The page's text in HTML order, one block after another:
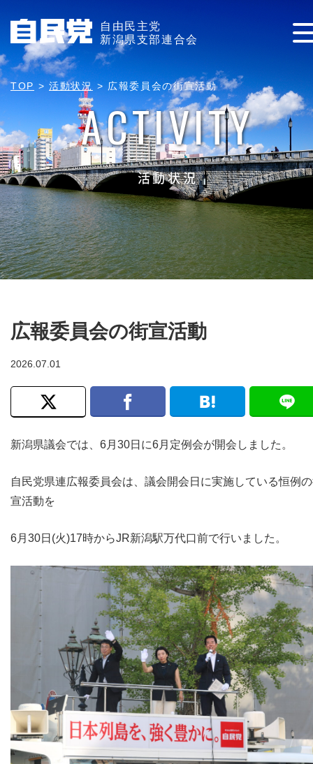
自由民主党
新潟県支部連合会
TOP >活動状況 > 広報委員会の街宣活動
ACTIVITY
活動状況
広報委員会の街宣活動
2026.07.01
新潟県議会では、6月30日に6月定例会が開会しました。
自民党県連広報委員会は、議会開会日に実施している恒例
宣活動を
6月30日(火)17時からJR新潟駅万代口前で行いました。